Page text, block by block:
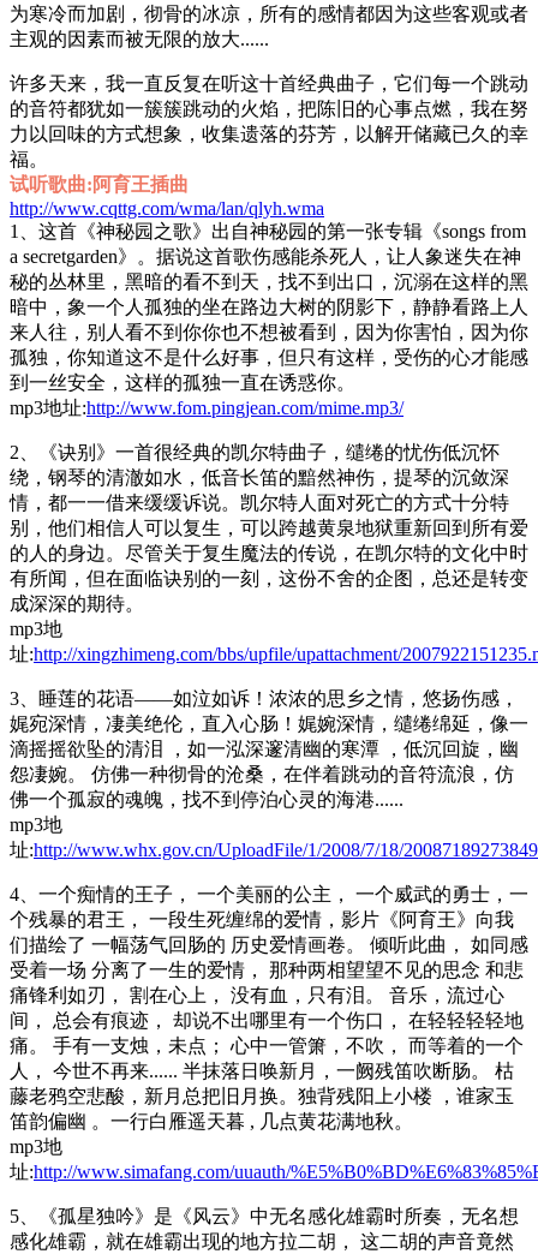
为寒冷而加剧，彻骨的冰凉，所有的感情都因为这些客观或者
主观的因素而被无限的放大......
许多天来，我一直反复在听这十首经典曲子，它们每一个跳动
的音符都犹如一簇簇跳动的火焰，把陈旧的心事点燃，我在努
力以回味的方式想象，收集遗落的芬芳，以解开储藏已久的幸
福。
试听歌曲:阿育王插曲
http://www.cqttg.com/wma/lan/qlyh.wma
1、这首《神秘园之歌》出自神秘园的第一张专辑《songs from
a secretgarden》。据说这首歌伤感能杀死人，让人象迷失在神
秘的丛林里，黑暗的看不到天，找不到出口，沉溺在这样的黑
暗中，象一个人孤独的坐在路边大树的阴影下，静静看路上人
来人往，别人看不到你你也不想被看到，因为你害怕，因为你
孤独，你知道这不是什么好事，但只有这样，受伤的心才能感
到一丝安全，这样的孤独一直在诱惑你。
mp3地址:http://www.fom.pingjean.com/mime.mp3/
2、《诀别》一首很经典的凯尔特曲子，缱绻的忧伤低沉怀
绕，钢琴的清澈如水，低音长笛的黯然神伤，提琴的沉敛深
情，都一一借来缓缓诉说。凯尔特人面对死亡的方式十分特
别，他们相信人可以复生，可以跨越黄泉地狱重新回到所有爱
的人的身边。尽管关于复生魔法的传说，在凯尔特的文化中时
有所闻，但在面临诀别的一刻，这份不舍的企图，总还是转变
成深深的期待。
mp3地
址:http://xingzhimeng.com/bbs/upfile/upattachment/
3、睡莲的花语——如泣如诉！浓浓的思乡之情，悠扬伤感，
娓宛深情，凄美绝伦，直入心肠！娓婉深情，缱绻绵延，像一
滴摇摇欲坠的清泪 ，如一泓深邃清幽的寒潭 ，低沉回旋，幽
怨凄婉。 仿佛一种彻骨的沧桑，在伴着跳动的音符流浪，仿
佛一个孤寂的魂魄，找不到停泊心灵的海港......
mp3地
址:http://www.whx.gov.cn/UploadFile/1/2008/7/18/
4、一个痴情的王子， 一个美丽的公主， 一个威武的勇士，一
个残暴的君王， 一段生死缠绵的爱情，影片《阿育王》向我
们描绘了 一幅荡气回肠的 历史爱情画卷。 倾听此曲， 如同感
受着一场 分离了一生的爱情， 那种两相望望不见的思念 和悲
痛锋利如刃， 割在心上， 没有血，只有泪。 音乐，流过心
间， 总会有痕迹， 却说不出哪里有一个伤口， 在轻轻轻轻地
痛。 手有一支烛，未点； 心中一管箫，不吹， 而等着的一个
人， 今世不再来...... 半抹落日唤新月，一阙残笛吹断肠。 枯
藤老鸦空悲酸，新月总把旧月换。独背残阳上小楼 ，谁家玉
笛韵偏幽 。一行白雁遥天暮 , 几点黄花满地秋。
mp3地
址:http://www.simafang.com/uuauth/
5、《孤星独吟》是《风云》中无名感化雄霸时所奏，无名想
感化雄霸，就在雄霸出现的地方拉二胡， 这二胡的声音竟然